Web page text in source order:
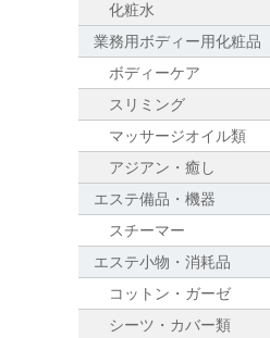
化粧水
業務用ボディー用化粧品
ボディーケア
スリミング
マッサージオイル類
アジアン・癒し
エステ備品・機器
スチーマー
エステ小物・消耗品
コットン・ガーゼ
シーツ・カバー類